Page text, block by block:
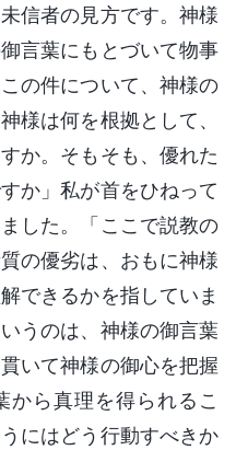
信者の見方です。神様
言葉にもとづいて物事
の件について、神様の
様は何を根拠として、
か。そもそも、優れた
か」私が首をひねって
した。「ここで説教の
の優劣は、おもに神様
できるかを指していま
うのは、神様の御言葉
いて神様の御心を把握
から真理を得られるこ
にはどう行動すべきか